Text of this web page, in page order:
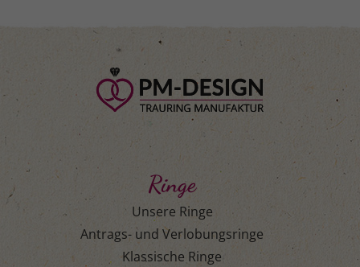
Ringe
Unsere Ringe
Antrags- und Verlobungsringe
Klassische Ringe